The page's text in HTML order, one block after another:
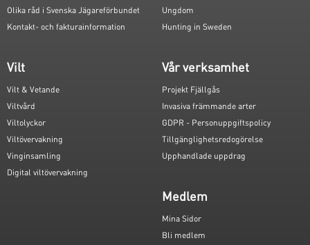
Olika råd i Svenska Jägareförbundet
Kontakt- och fakturainformation
Ungdom
Hunting in Sweden
Vilt
Vilt & Vetande
Viltvård
Viltolyckor
Viltövervakning
Vinginsamling
Digital viltövervakning
Vår verksamhet
Projekt Fjällgås
Invasiva främmande arter
GDPR - Personuppgiftspolicy
Tillgänglighetsredogörelse
Upphandlade uppdrag
Medlem
Mina Sidor
Bli medlem